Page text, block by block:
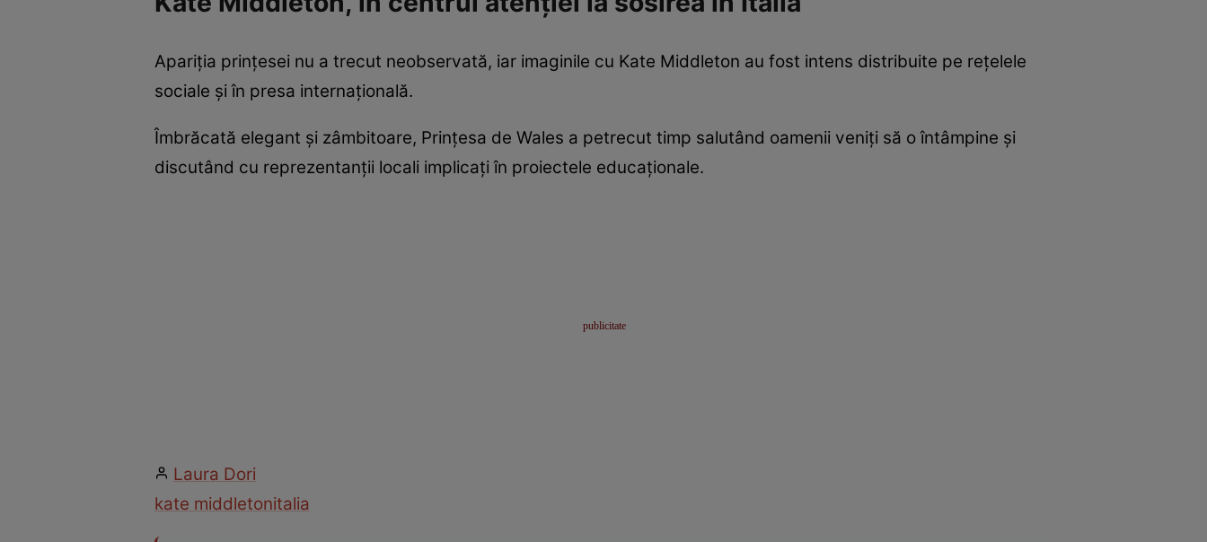
Apariția prințesei nu a trecut neobservată, iar imaginile cu Kate Middleton au fost intens distribuite pe rețelele
sociale și în presa internațională.
Îmbrăcată elegant și zâmbitoare, Prințesa de Wales a petrecut timp salutând oamenii veniți să o întâmpine și
discutând cu reprezentanții locali implicați în proiectele educaționale.
Laura Dori
kate middletonitalia